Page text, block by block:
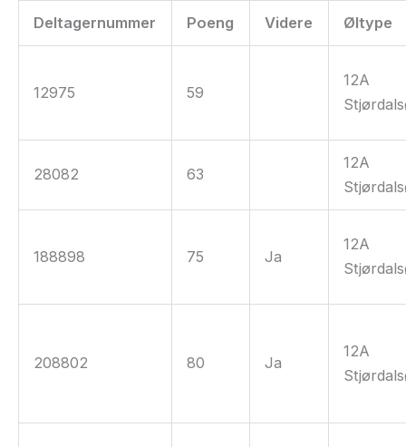
Deltagernummer Poeng Videre Øltype
12975 59
12A
28082 63
12A
188898 75 Ja
12A
208802 80 Ja
12A